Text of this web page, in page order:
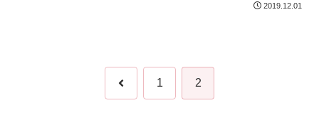
2019.12.01
前 1 2